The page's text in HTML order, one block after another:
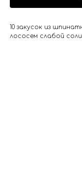
10 закусок из
лососем слабой